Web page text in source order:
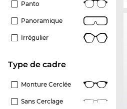
Panto
Panoramique
Irrégulier
Type de cadre
Monture Cerclée
Sans Cerclage